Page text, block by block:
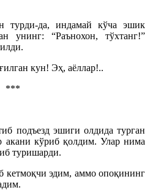
турди-да, индамай кўча эшик
унинг: “Раънохон, тўхтанг!”
кун! Эҳ, аёллар!..
***
подъезд эшиги олдида турган
кўриб қолдим. Улар нима
туришарди.
кетмоқчи эдим, аммо опоқининг